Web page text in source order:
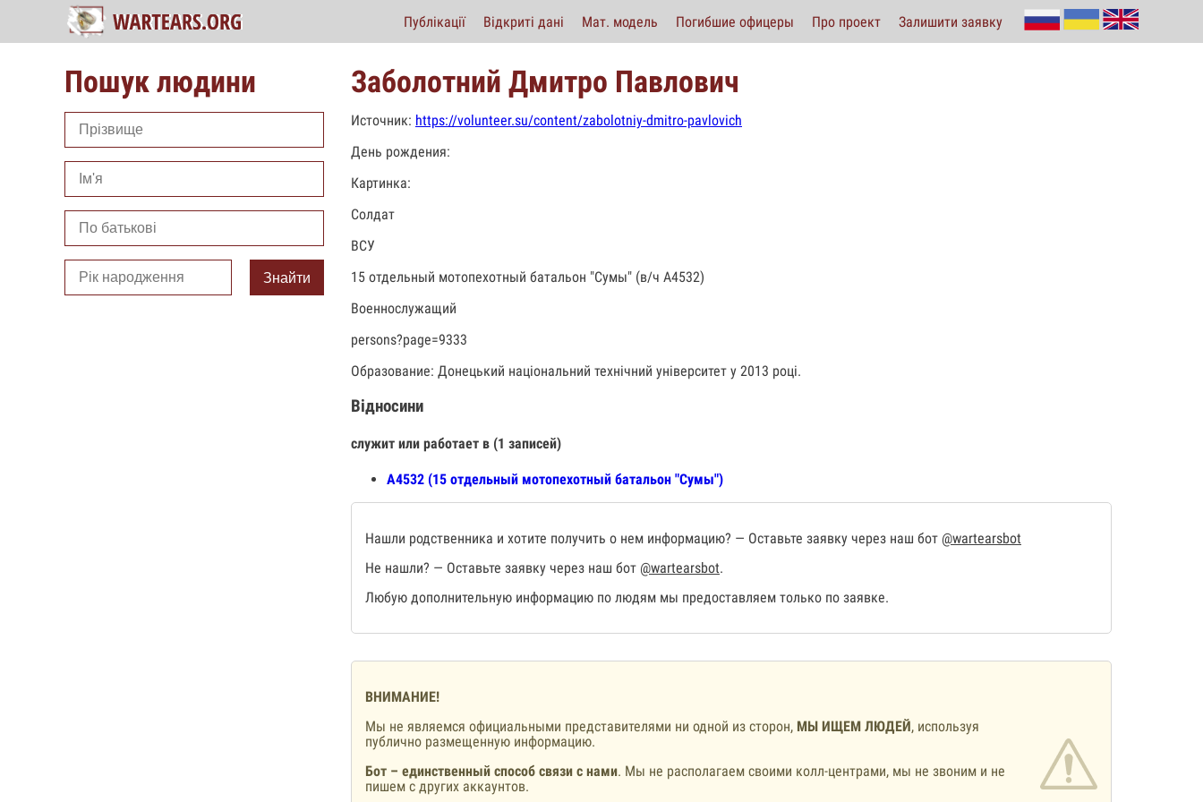
Публікації Відкриті дані Мат. модель Погибшие офицеры Про проект Залишити заявку
Пошук людини
Знайти
Заболотний Дмитро Павлович
Источник: https://volunteer.su/content/zabolotniy-dmitro-pavlovich
День рождения:
Картинка:
Солдат
ВСУ
15 отдельный мотопехотный батальон "Сумы" (в/ч А4532)
Военнослужащий
persons?page=9333
Образование: Донецький національний технічний університет у 2013 році.
Відносини
служит или работает в (1 записей)
А4532 (15 отдельный мотопехотный батальон "Сумы")
Нашли родственника и хотите получить о нем информацию? — Оставьте заявку через наш бот @wartearsbot
Не нашли? — Оставьте заявку через наш бот @wartearsbot.
Любую дополнительную информацию по людям мы предоставляем только по заявке.
ВНИМАНИЕ!
Мы не являемся официальными представителями ни одной из сторон, МЫ ИЩЕМ ЛЮДЕЙ, используя
публично размещенную информацию.
Бот – единственный способ связи с нами. Мы не располагаем своими колл-центрами, мы не звоним и не
пишем с других аккаунтов.